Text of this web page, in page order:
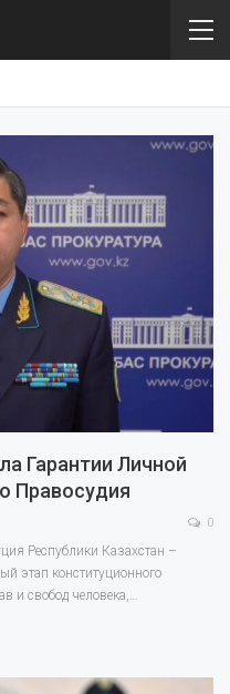
Гарантии Личной
Правосудия
0
Республики Казахстан –
этап конституционного
и свобод человека,…